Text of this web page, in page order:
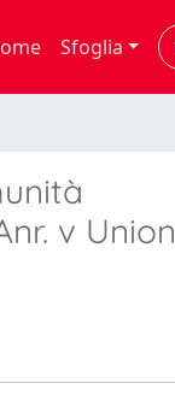
Sfoglia
v Union